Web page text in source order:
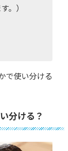
。）
で使い分ける
分ける？